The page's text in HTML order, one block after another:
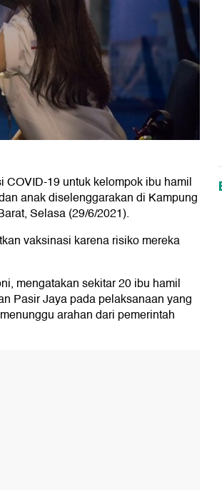
19 untuk kelompok ibu hamil
anak diselenggarakan di Kampung
Selasa (29/6/2021).
vaksinasi karena risiko mereka
mengatakan sekitar 20 ibu hamil
Pasir Jaya pada pelaksanaan yang
arahan dari pemerintah